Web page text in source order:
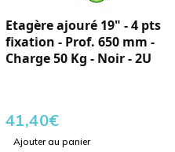
Etagère ajouré 19" - 4 pts
fixation - Prof. 650 mm -
Charge 50 Kg - Noir - 2U
41,40€
Ajouter au panier